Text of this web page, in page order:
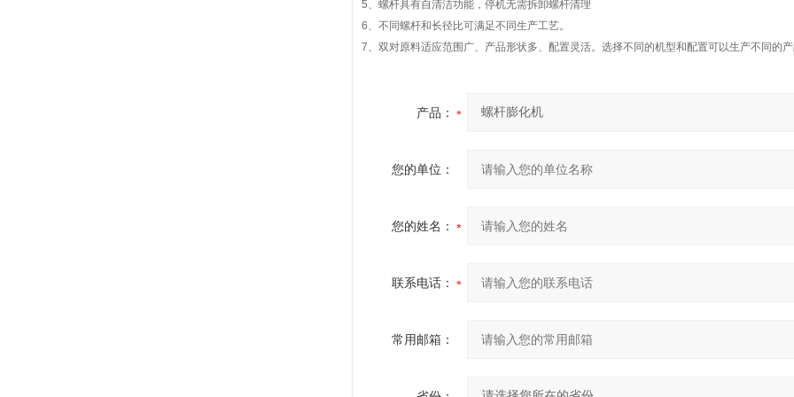
5、螺杆具有自清洁功能，停机无需拆卸螺杆清理
6、不同螺杆和长径比可满足不同生产工艺。
7、双对原料适应范围广、产品形状多、配置灵活。选择不同的机型和配置可以生产不同的
产品：
您的单位：
您的姓名：
联系电话：
常用邮箱：